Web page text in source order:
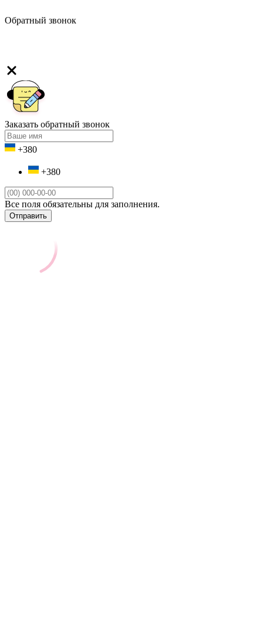
Обратный звонок
Заказать обратный звонок
+380
+380
Все поля обязательны для заполнения.
Отправить